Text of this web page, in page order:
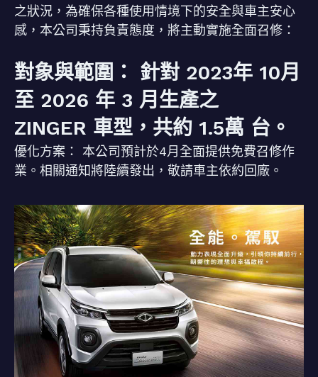
之狀況，為確保各種使用情境下的安全與車主安心
感，本公司秉持負責態度，將主動實施全面召修：
對象與範圍： 針對 2023年 10月
至 2026 年 3 月生產之
ZINGER 車型，共約 1.5萬 台。
優化方案： 本公司預計於4月全面提供免費召修作
業。相關通知將陸續發出，敬請車主依約回廠。